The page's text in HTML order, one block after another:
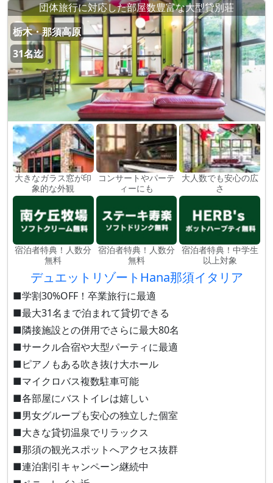
団体旅行に対応した部屋数豊富な大型貸別荘
栃木・那須高原
31名迄
大きなガラス窓が印
象的な外観
コンサートやパーテ
ィーにも
大人数でも安心の広
さ
宿泊者特典！人数分
無料
宿泊者特典！人数分
無料
宿泊者特典！中学生
以上対象
デュエットリゾートHana那須イタリア
■学割30%OFF！卒業旅行に最適
■最大31名まで泊まれて貸切できる
■隣接施設との併用でさらに最大80名
■サークル合宿や大型パーティに最適
■ピアノもある吹き抜け大ホール
■マイクロバス複数駐車可能
■各部屋にバストイレは嬉しい
■男女グループも安心の独立した個室
■大きな貸切温泉でリラックス
■那須の観光スポットへアクセス抜群
■連泊割引キャンペーン継続中